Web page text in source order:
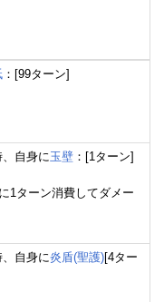
：[99ターン]
自身に玉壁 ：[1ターン]
1ターン消費してダメー
自身に炎盾(聖護)[4ター